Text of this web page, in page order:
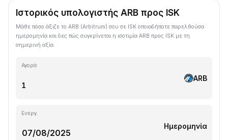
Ιστορικός υπολογιστής ARB προς ISK
Μάθε πόσο άξιζε το ARB (Arbitrum) σου σε ISK οποιαδήποτε παρελθούσα
ημερομηνία και δες πώς συγκρίνεται η ισοτιμία ARB προς ISK με τη
σημερινή αξία.
Αγορά
ARB
Ενεργ.
Ημερομηνία